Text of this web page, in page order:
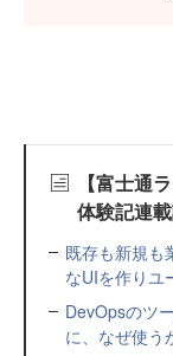
【富士通
体験記連
既存も新規も
なUIを作りユ
DevOpsのツ
に、なぜ使う